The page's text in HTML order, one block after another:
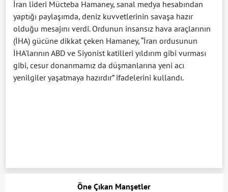
İran lideri Mücteba Hamaney, sanal medya hesabından
yaptığı paylaşımda, deniz kuvvetlerinin savaşa hazır
olduğu mesajını verdi. Ordunun insansız hava araçlarının
(İHA) gücüne dikkat çeken Hamaney, “İran ordusunun
İHA'larının ABD ve Siyonist katilleri yıldırım gibi vurması
gibi, cesur donanmamız da düşmanlarına yeni acı
yenilgiler yaşatmaya hazırdır” ifadelerini kullandı.
Öne Çıkan Manşetler